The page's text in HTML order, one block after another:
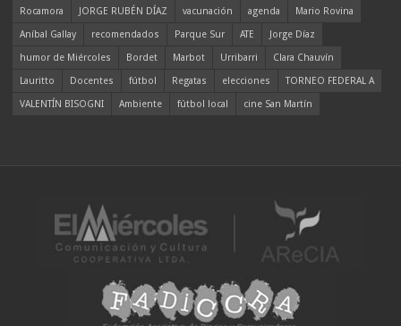
Rocamora
JORGE RUBÉN DÍAZ vacunación agenda
Mario Rovina
Aníbal Gallay
recomendados Parque Sur ATE
Jorge Díaz
humor de Miércoles
Bordet Marbot Urribarri
Clara Chauvín
Lauritto
Docentes fútbol Regatas elecciones
TORNEO FEDERAL A
VALENTÍN BISOGNI
Ambiente fútbol local cine San Martín